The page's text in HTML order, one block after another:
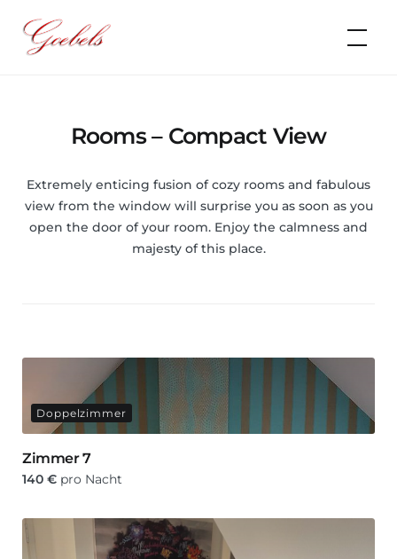
content
Goebels
Rooms – Compact View
Extremely enticing fusion of cozy rooms and fabulous
view from the window will surprise you as soon as you
open the door of your room. Enjoy the calmness and
majesty of this place.
Doppelzimmer
Zimmer 7
140 € pro Nacht